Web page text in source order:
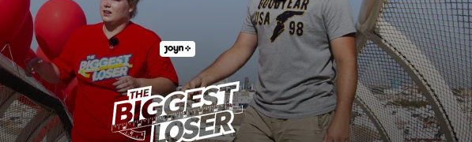
Kein Kindergeburtstag: Die Luftballon-Challenge